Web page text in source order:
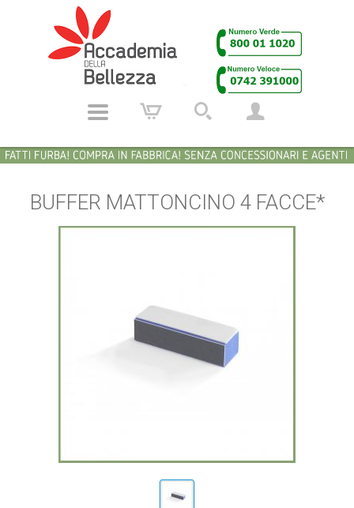
BUFFER MATTONCINO 4 FACCE*